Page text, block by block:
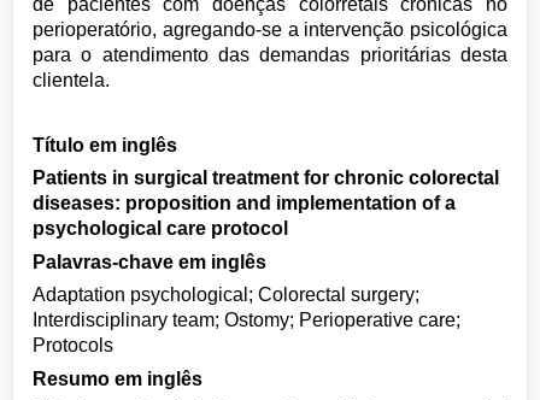
de pacientes com doenças colorretais crônicas no
perioperatório, agregando-se a intervenção psicológica
para o atendimento das demandas prioritárias desta
clientela.
Título em inglês
Patients in surgical treatment for chronic colorectal
diseases: proposition and implementation of a
psychological care protocol
Palavras-chave em inglês
Adaptation psychological; Colorectal surgery;
Interdisciplinary team; Ostomy; Perioperative care;
Protocols
Resumo em inglês